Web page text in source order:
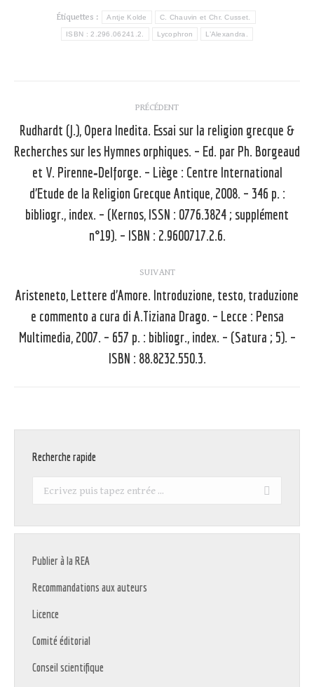
Étiquettes : Antje Kolde C. Chauvin et Chr. Cusset.
ISBN : 2.296.06241.2. Lycophron L’Alexandra.
article
PRÉCÉDENT
Article
précédent
:
Rudhardt (J.), Opera Inedita. Essai sur la religion grecque &
Recherches sur les Hymnes orphiques. – Ed. par Ph. Borgeaud
et V. Pirenne‑Delforge. – Liège : Centre International
d’Etude de la Religion Grecque Antique, 2008. – 346 p. :
bibliogr., index. – (Kernos, ISSN : 0776.3824 ; supplément
n°19). – ISBN : 2.9600717.2.6.
SUIVANT
Article
suivant
:
Aristeneto, Lettere d’Amore. Introduzione, testo, traduzione
e commento a cura di A.Tiziana Drago. – Lecce : Pensa
Multimedia, 2007. – 657 p. : bibliogr., index. – (Satura ; 5). –
ISBN : 88.8232.550.3.
Recherche rapide
Recherche
Publier à la REA
Recommandations aux auteurs
Licence
Comité éditorial
Conseil scientifique